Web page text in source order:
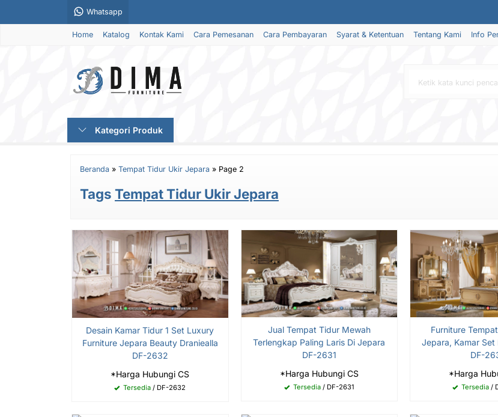
Whatsapp
Home Katalog Kontak Kami Cara Pemesanan Cara Pembayaran Syarat & Ketentuan Tentang Kami Info
Kategori Produk
Beranda » Tempat Tidur Ukir Jepara » Page 2
Tags Tempat Tidur Ukir Jepara
Desain Kamar Tidur 1 Set Luxury
Furniture Jepara Beauty Draniealla
DF-2632
*Harga Hubungi CS
Tersedia / DF-2632
Jual Tempat Tidur Mewah
Terlengkap Paling Laris Di Jepara
DF-2631
*Harga Hubungi CS
Tersedia/ DF-2631
Furniture
Jepara, Kamar Set
DF-
*Harga
Tersedia /